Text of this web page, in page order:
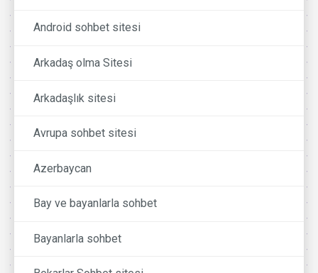
Android sohbet sitesi
Arkadaş olma Sitesi
Arkadaşlık sitesi
Avrupa sohbet sitesi
Azerbaycan
Bay ve bayanlarla sohbet
Bayanlarla sohbet